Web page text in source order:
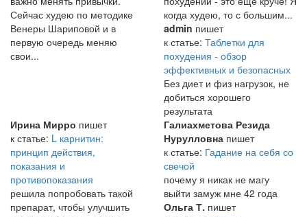
Сейчас худею по методике
Венеры Шариповой и в
первую очередь меняю
свои...
когда худею, то с большим...
admin пишет
к статье: Таблетки для
похудения - обзор
эффективных и безопасных
Без диет и физ нагрузок, не
добиться хорошего
результата
Ирина Мирро пишет
к статье: L карнитин:
принцип действия,
показания и
противопоказания
решила попробовать такой
препарат, чтобы улучшить
Галиахметова Резида
Нурулловна пишет
к статье: Гадание на себя со
свечой
почему я никак не магу
выйти замуж мне 42 года
Ольга Т. пишет